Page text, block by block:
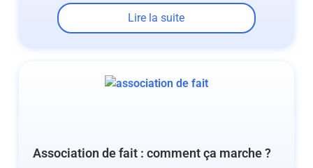
Lire la suite
Association de fait : comment ça marche ?